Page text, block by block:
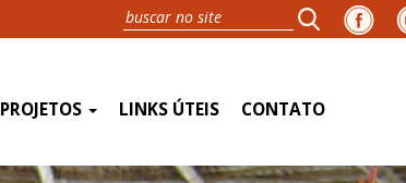
PROJETOS LINKS ÚTEIS CONTATO